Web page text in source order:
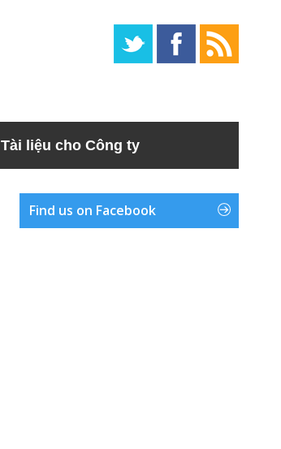
Tài liệu cho Công ty
Find us on Facebook